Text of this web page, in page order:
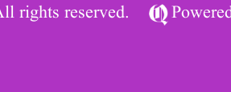
rights reserved.